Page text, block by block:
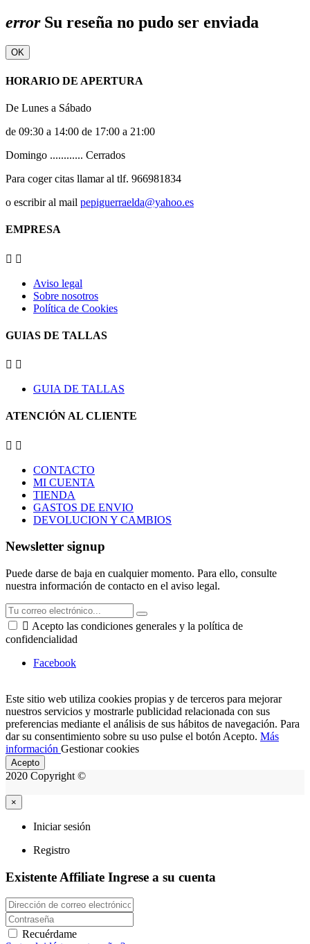
errorSu reseña no pudo ser enviada
OK
HORARIO DE APERTURA
De Lunes a Sábado
de 09:30 a 14:00 de 17:00 a 21:00
Domingo ............ Cerrados
Para coger citas llamar al tlf. 966981834
o escribir al mail pepiguerraelda@yahoo.es
EMPRESA
 
Aviso legal
Sobre nosotros
Política de Cookies
GUIAS DE TALLAS
 
GUIA DE TALLAS
ATENCIÓN AL CLIENTE
 
CONTACTO
MI CUENTA
TIENDA
GASTOS DE ENVIO
DEVOLUCION Y CAMBIOS
Newsletter signup
Puede darse de baja en cualquier momento. Para ello, consulte
nuestra información de contacto en el aviso legal.
 Acepto las condiciones generales y la política de
confidencialidad
Facebook
Este sitio web utiliza cookies propias y de terceros para mejorar
nuestros servicios y mostrarle publicidad relacionada con sus
preferencias mediante el análisis de sus hábitos de navegación. Para
dar su consentimiento sobre su uso pulse el botón Acepto. Más
información Gestionar cookies
Acepto
2020 Copyright ©
×
Iniciar sesión
Registro
Existente Affiliate Ingrese a su cuenta
Recuérdame